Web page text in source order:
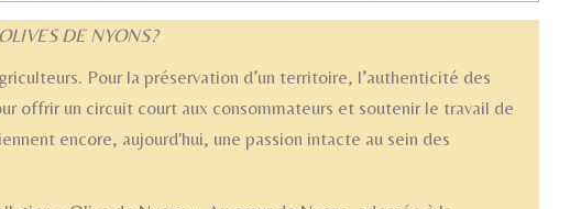
DE NYONS?
Pour la préservation d’un territoire, l’authenticité des
offrir un circuit court aux consommateurs et soutenir le travail de
encore, aujourd'hui, une passion intacte au sein des